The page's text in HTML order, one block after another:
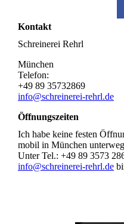
Kontakt
Schreinerei Rehrl
München
Telefon:
+49 89 35732869
info@schreinerei-rehrl.de
Öffnungszeiten
Ich habe keine festen
mobil in München
Unter Tel.: +49 89 3573
info@schreinerei-rehrl.de